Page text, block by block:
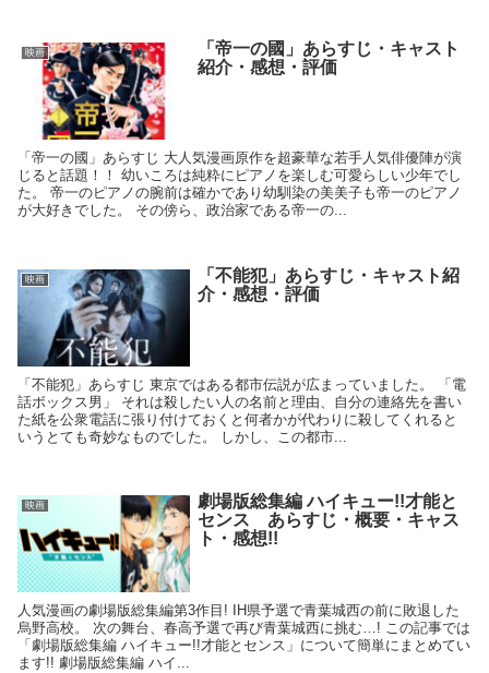
映画
「帝一の國」あらすじ・キャスト
紹介・感想・評価
「帝一の國」あらすじ 大人気漫画原作を超豪華な若手人気俳優陣が演
じると話題！！ 幼いころは純粋にピアノを楽しむ可愛らしい少年でし
た。 帝一のピアノの腕前は確かであり幼馴染の美美子も帝一のピアノ
が大好きでした。 その傍ら、政治家である帝一の...
映画
「不能犯」あらすじ・キャスト紹
介・感想・評価
「不能犯」あらすじ 東京ではある都市伝説が広まっていました。 「電
話ボックス男」 それは殺したい人の名前と理由、自分の連絡先を書い
た紙を公衆電話に張り付けておくと何者かが代わりに殺してくれると
いうとても奇妙なものでした。 しかし、この都市...
映画
劇場版総集編 ハイキュー!!才能と
センス あらすじ・概要・キャス
ト・感想!!
人気漫画の劇場版総集編第3作目! IH県予選で青葉城西の前に敗退した
烏野高校。 次の舞台、春高予選で再び青葉城西に挑む…! この記事では
「劇場版総集編 ハイキュー!!才能とセンス」について簡単にまとめてい
ます!! 劇場版総集編 ハイ...